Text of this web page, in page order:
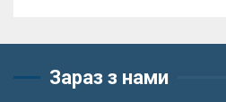
Зараз з нами